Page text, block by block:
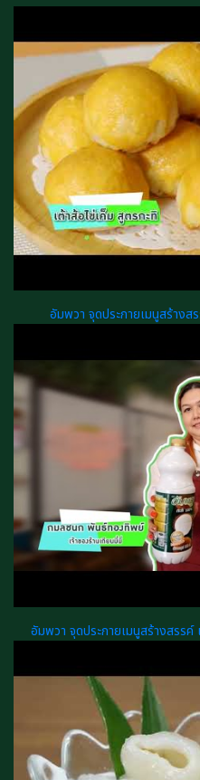
อัมพวา จุดประกายเมนูสร้างส
อัมพวา จุดประกายเมนูสร้างสร